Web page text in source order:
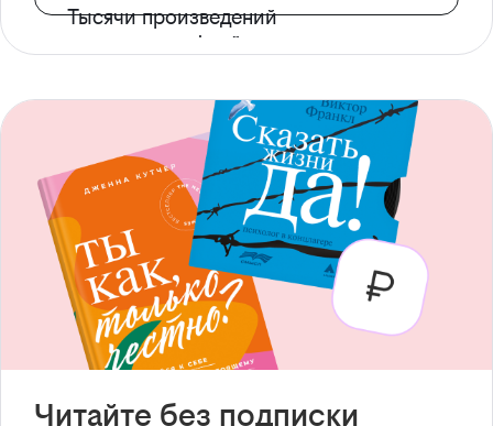
Тысячи произведений
с доступом офлайн
Читайте без подписки